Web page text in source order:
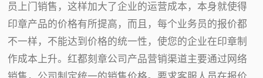
员上门销售，这样加大了企业的运营成本，本身就使得
印章产品的价格有所提高，而且，每个业务员的报价都
不一样，不能达到价格的统一性，使您的企业在印章制
作成本上升。红都刻章公司产品营销渠道主要通过网络